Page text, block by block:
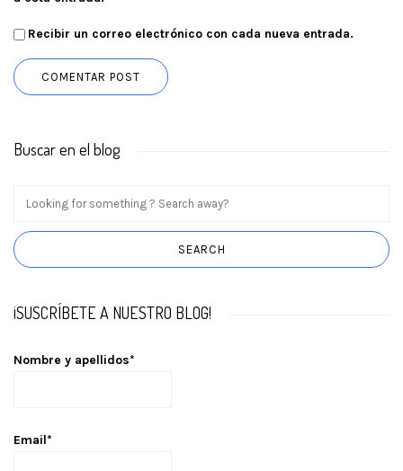
Recibir un correo electrónico con cada nueva entrada.
Buscar en el blog
¡SUSCRÍBETE A NUESTRO BLOG!
Nombre y apellidos*
Email*